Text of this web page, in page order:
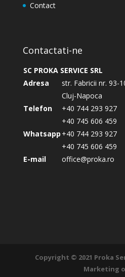
Contact
Contactati-ne
SC PROKA SERVICE SRL
Adresa
str. Fabricii nr. 93-
Cluj-Napoca
Telefon
+40 744 293 927
+40 745 606 459
Whatsapp +40 744 293 927
+40 745 606 459
E-mail
office@proka.ro
Copyright © 2021 Proka
Marketing